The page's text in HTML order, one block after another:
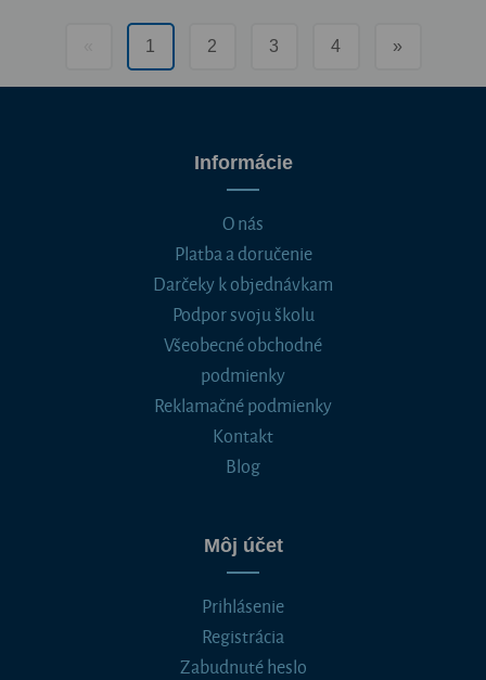
1 2 3 4 »
Informácie
O nás
Platba a doručenie
Darčeky k objednávkam
Podpor svoju školu
Všeobecné obchodné
podmienky
Reklamačné podmienky
Kontakt
Blog
Môj účet
Prihlásenie
Registrácia
Zabudnuté heslo